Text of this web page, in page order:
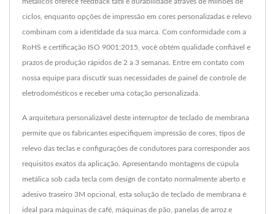
ciclos, enquanto opções de impressão em cores personalizadas e relevo
combinam com a identidade da sua marca. Com conformidade com a
RoHS e certificação ISO 9001:2015, você obtém qualidade confiável e
prazos de produção rápidos de 2 a 3 semanas. Entre em contato com
nossa equipe para discutir suas necessidades de painel de controle de
eletrodomésticos e receber uma cotação personalizada.
A arquitetura personalizável deste interruptor de teclado de membrana
permite que os fabricantes especifiquem impressão de cores, tipos de
relevo das teclas e configurações de condutores para corresponder aos
requisitos exatos da aplicação. Apresentando montagens de cúpula
metálica sob cada tecla com design de contato normalmente aberto e
adesivo traseiro 3M opcional, esta solução de teclado de membrana é
ideal para máquinas de café, máquinas de pão, panelas de arroz e